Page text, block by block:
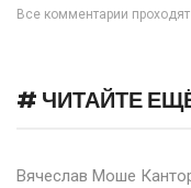
Все комментарии
# ЧИТАЙТЕ
Вячеслав Моше